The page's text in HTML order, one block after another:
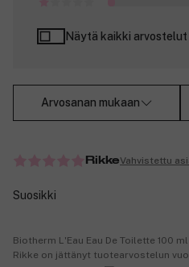
Näytä kaikki arvostelut
Arvosanan mukaan
RikkeVahvistettu
Suosikki
Biotherm L'Eau Eau De Toilette 100 ml
Rikke on jättänyt tuotearvostelun